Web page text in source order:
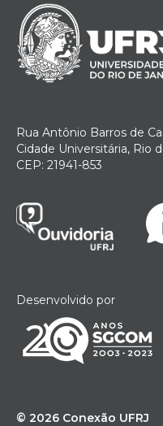
Rua Antônio Barros de
Cidade Universitária, Rio
CEP: 21941-853
Desenvolvido por
© 2026 Conexão UFRJ